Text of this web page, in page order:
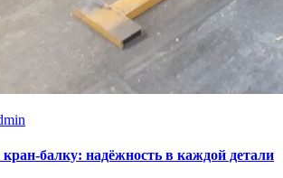
кран-балку: надёжность в каждой детали